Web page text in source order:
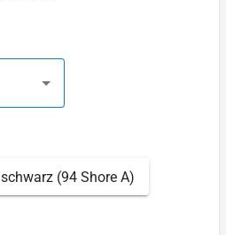
schwarz (94 Shore A)